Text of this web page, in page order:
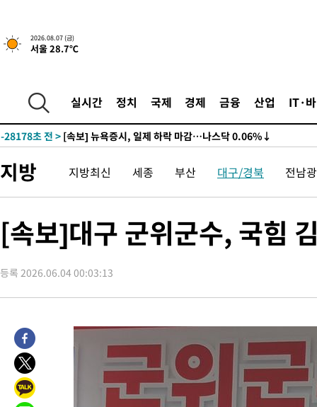
2026.08.07 (금)
서울 28.7℃
실시간 정치 국제 경제 금융 산업 IT·
-28178초 전 >
[속보] 뉴욕증시, 일제 하락 마감…나스닥 0.06%↓
-30478초 전 >
-28178초 전 > [속보] 뉴욕증시, 일제 하락 마감…나스닥 0.06%↓
-28178초 전 >
[속보] 뉴욕증시, 일제 하락 마감…나스닥 0.06%↓
지방 지방최신 세종 부산 대구/경북 전남
[속보]대구 군위군수, 국힘
등록 2026.06.04 00:03:13